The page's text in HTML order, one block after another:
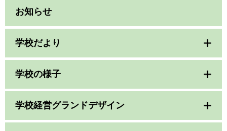
お知らせ
学校だより
学校の様子
学校経営グランドデザイン